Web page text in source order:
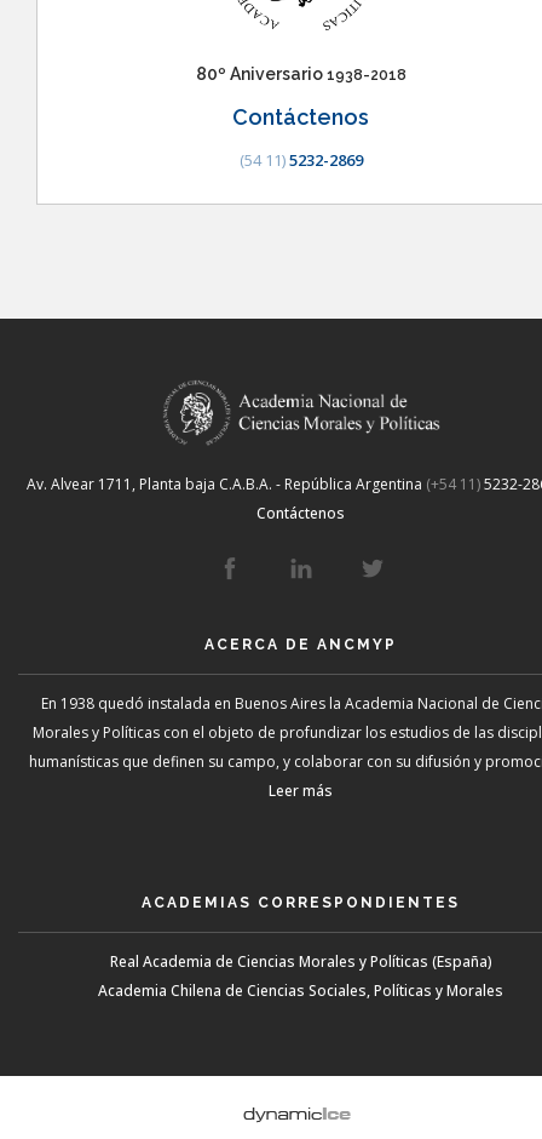
80º Aniversario 1938-2018
Contáctenos
(54 11)5232-2869
Av. Alvear 1711, Planta baja C.A.B.A. - República Argentina (+54 11)5232-
Contáctenos
ACERCA DE ANCMYP
En 1938 quedó instalada en Buenos Aires la Academia Nacional de
Morales y Políticas con el objeto de profundizar los estudios de las
humanísticas que definen su campo, y colaborar con su difusión y
Leer más
ACADEMIAS CORRESPONDIENTES
Real Academia de Ciencias Morales y Políticas (España)
Academia Chilena de Ciencias Sociales, Políticas y Morales